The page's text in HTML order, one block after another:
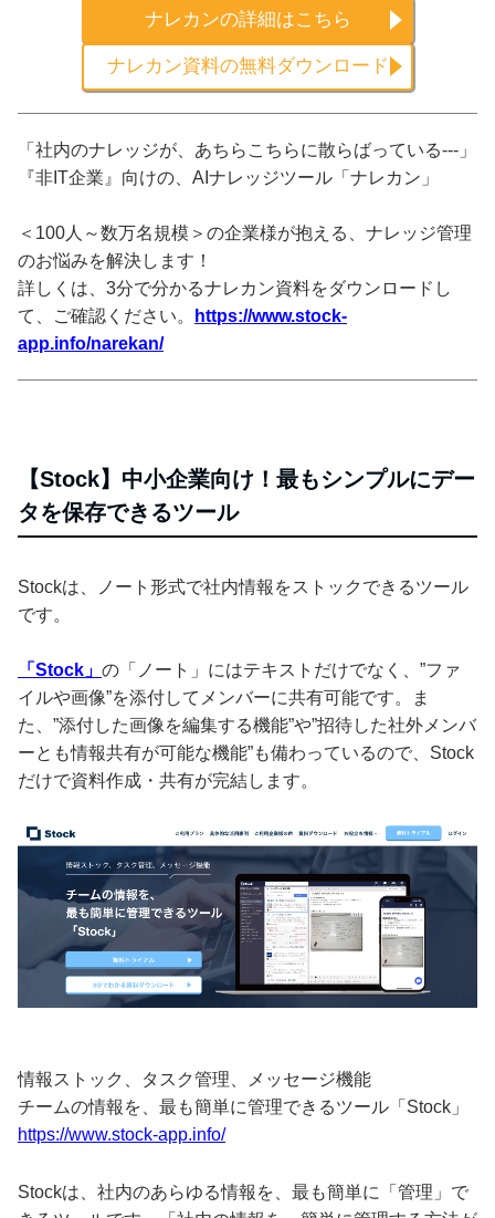
ナレカンの詳細はこちら
ナレカン資料の無料ダウンロード
「社内のナレッジが、あちらこちらに散らばっている---」
『非IT企業』向けの、AIナレッジツール「ナレカン」
＜100人～数万名規模＞の企業様が抱える、ナレッジ管理
のお悩みを解決します！
詳しくは、3分で分かるナレカン資料をダウンロードし
て、ご確認ください。
https://www.stock-
app.info/narekan/
【Stock】中小企業向け！最もシンプルにデー
タを保存できるツール
Stockは、ノート形式で社内情報をストックできるツール
です。
「Stock」 の「ノート」にはテキストだけでなく、”ファ
イルや画像”を添付してメンバーに共有可能です。ま
た、”添付した画像を編集する機能”や”招待した社外メンバ
ーとも情報共有が可能な機能”も備わっているので、Stock
だけで資料作成・共有が完結します。
情報ストック、タスク管理、メッセージ機能
チームの情報を、最も簡単に管理できるツール「Stock」
https://www.stock-app.info/
Stockは、社内のあらゆる情報を、最も簡単に「管理」で